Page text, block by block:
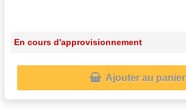
En cours d'approvisionnement
Ajouter au panier